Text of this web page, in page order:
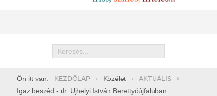
Keresés
Ön itt van: KEZDŐLAP Közélet
AKTUÁLIS
Igaz beszéd - dr. Ujhelyi István Berettyóújfaluban